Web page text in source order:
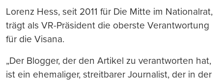
Lorenz Hess, seit 2011 für Die Mitte im Nationalrat,
trägt als VR-Präsident die oberste Verantwortung
für die Visana.
„Der Blogger, der den Artikel zu verantworten hat,
ist ein ehemaliger, streitbarer Journalist, der in der